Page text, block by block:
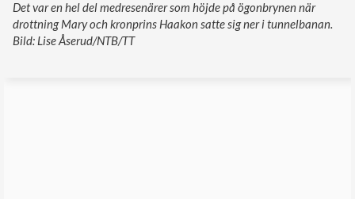
Det var en hel del medresenärer som höjde på ögonbrynen när
drottning Mary och kronprins Haakon satte sig ner i tunnelbanan.
Bild: Lise Åserud/NTB/TT